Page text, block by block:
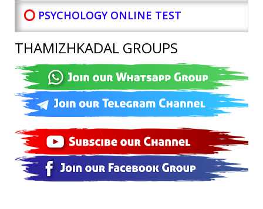
⭕ PSYCHOLOGY ONLINE TEST
THAMIZHKADAL GROUPS